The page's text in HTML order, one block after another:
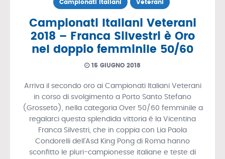
Campionati Italiani Veterani
Campionati Italiani Veterani
2018 – Franca Silvestri è Oro
nel doppio femminile 50/60
15 GIUGNO 2018
Arriva il secondo oro ai Campionati Italiani Veterani
in corso di svolgimento a Porto Santo Stefano
(Grosseto), nella categoria Over 50/60 femminile a
regalarci questa splendida vittoria è la Vicentina
Franca Silvestri, che in coppia con Lia Paola
Condorelli dell’Asd King Pong di Roma hanno
sconfitto le pluri-campionesse italiane e teste di